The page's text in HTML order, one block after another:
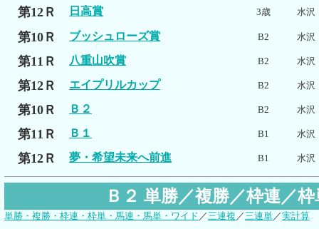
第12Ｒ 日高賞 3歳 水沢
第10Ｒ ブッシュローズ賞 B2 水沢
第11Ｒ 八重山吹賞 B2 水沢
第12Ｒ エイプリルカップ B2 水沢
第10Ｒ Ｂ２ B2 水沢
第11Ｒ Ｂ１ B1 水沢
第12Ｒ 夢・希望未来へ前進 B1 水沢
Ｂ２ 単勝／複勝／枠連／
単勝・複勝・枠連・枠単・馬連・馬単・ワイド ／三連複 ／三連単／実計算